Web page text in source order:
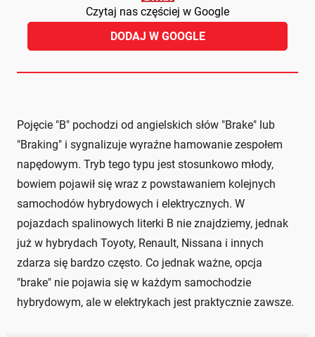
Czytaj nas częściej w Google
DODAJ W GOOGLE
Pojęcie "B" pochodzi od angielskich słów "Brake" lub
"Braking" i sygnalizuje wyraźne hamowanie zespołem
napędowym. Tryb tego typu jest stosunkowo młody,
bowiem pojawił się wraz z powstawaniem kolejnych
samochodów hybrydowych i elektrycznych. W
pojazdach spalinowych literki B nie znajdziemy, jednak
już w hybrydach Toyoty, Renault, Nissana i innych
zdarza się bardzo często. Co jednak ważne, opcja
"brake" nie pojawia się w każdym samochodzie
hybrydowym, ale w elektrykach jest praktycznie zawsze.